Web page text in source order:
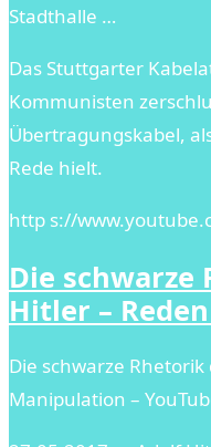
Stadthalle …
Das Stuttgarter
Kommunisten
Übertragungskabel,
Rede hielt.
http s://
Die schwarze
Hitler –
Die schwarze
Manipulation –